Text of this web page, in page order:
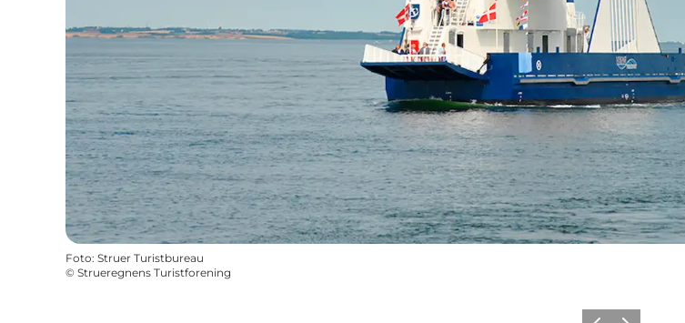
Foto: Struer Turistbureau
© Strueregnens Turistforening